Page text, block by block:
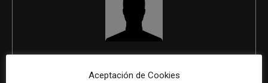
REDACCIÓN
Aceptación de Cookies